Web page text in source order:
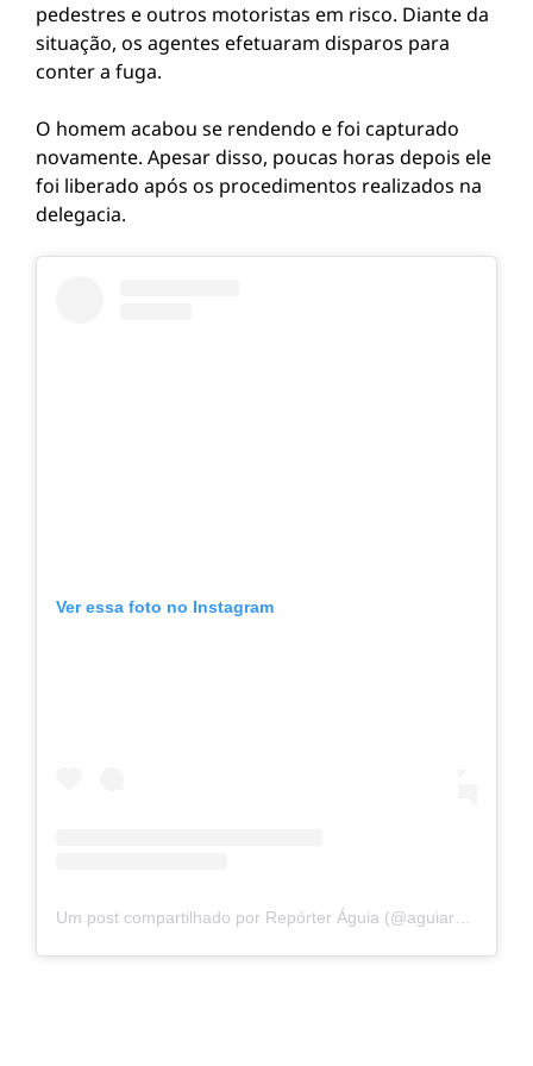
pedestres e outros motoristas em risco. Diante da
situação, os agentes efetuaram disparos para
conter a fuga.
O homem acabou se rendendo e foi capturado
novamente. Apesar disso, poucas horas depois ele
foi liberado após os procedimentos realizados na
delegacia.
Ver essa foto no Instagram